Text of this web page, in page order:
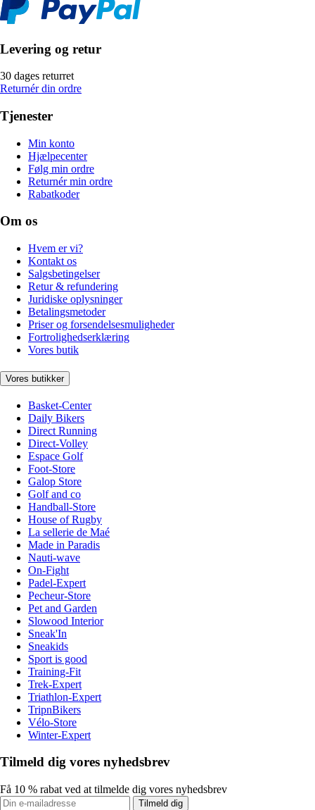
Levering og retur
30 dages returret
Returnér din ordre
Tjenester
Min konto
Hjælpecenter
Følg min ordre
Returnér min ordre
Rabatkoder
Om os
Hvem er vi?
Kontakt os
Salgsbetingelser
Retur & refundering
Juridiske oplysninger
Betalingsmetoder
Priser og forsendelsesmuligheder
Fortrolighedserklæring
Vores butik
Vores butikker
Basket-Center
Daily Bikers
Direct Running
Direct-Volley
Espace Golf
Foot-Store
Galop Store
Golf and co
Handball-Store
House of Rugby
La sellerie de Maé
Made in Paradis
Nauti-wave
On-Fight
Padel-Expert
Pecheur-Store
Pet and Garden
Slowood Interior
Sneak'In
Sneakids
Sport is good
Training-Fit
Trek-Expert
Triathlon-Expert
TripnBikers
Vélo-Store
Winter-Expert
Tilmeld dig vores nyhedsbrev
Få 10 % rabat ved at tilmelde dig vores nyhedsbrev
Tilmeld dig